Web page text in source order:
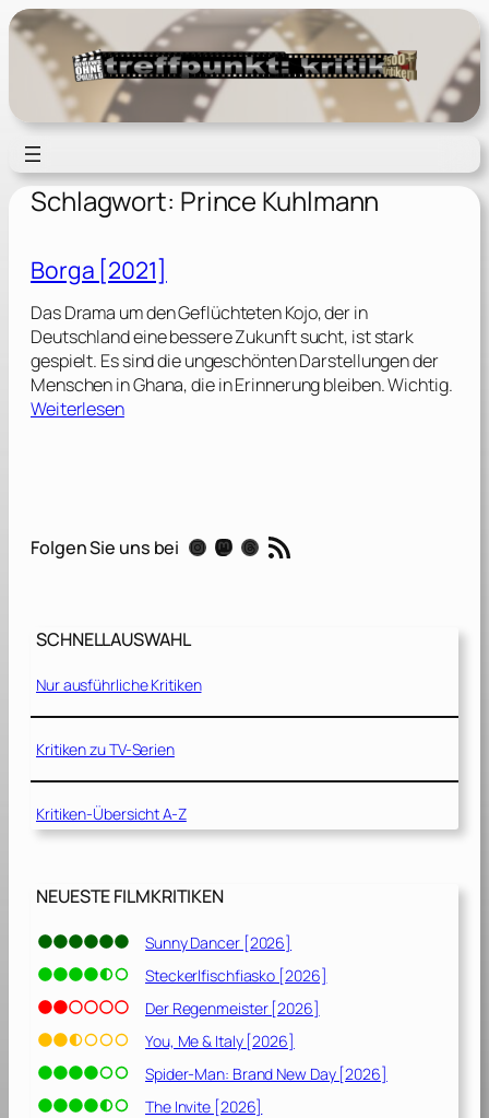
Zum
Inhalt
springen
Schlagwort: Prince Kuhlmann
Borga [2021]
Das Drama um den Geflüchteten Kojo, der in
Deutschland eine bessere Zukunft sucht, ist stark
gespielt. Es sind die ungeschönten Darstellungen der
Menschen in Ghana, die in Erinnerung bleiben. Wichtig.
Weiterlesen:
[
1
Folgen Sie uns bei Instagram Mastodon Threads RSS-Feed
SCHNELLAUSWAHL
Nur ausführliche Kritiken
Kritiken zu TV-Serien
Kritiken-Übersicht A-Z
NEUESTE FILMKRITIKEN
Sunny Dancer [2026]
Steckerlfischfiasko [2026]
Der Regenmeister [2026]
You, Me & Italy [2026]
Spider-Man: Brand New Day [2026]
The Invite [2026]